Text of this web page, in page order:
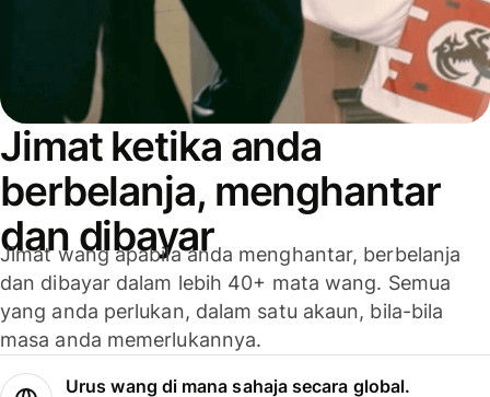
Jimat ketika anda
berbelanja, menghantar
dan dibayar
Jimat wang apabila anda menghantar, berbelanja
dan dibayar dalam lebih 40+ mata wang. Semua
yang anda perlukan, dalam satu akaun, bila-bila
masa anda memerlukannya.
Urus wang di mana sahaja secara global.